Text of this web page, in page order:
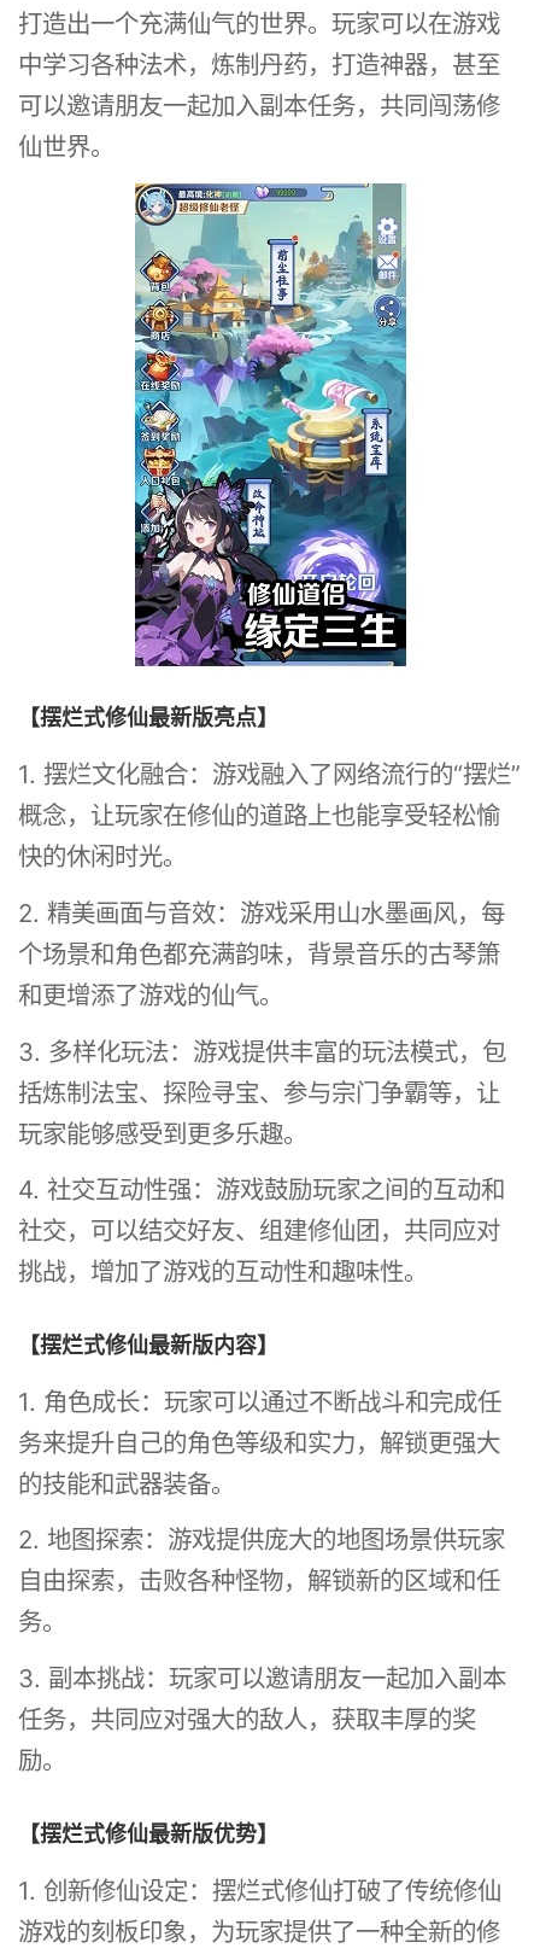
打造出一个充满仙气的世界。玩家可以在游戏
中学习各种法术，炼制丹药，打造神器，甚至
可以邀请朋友一起加入副本任务，共同闯荡修
仙世界。
【摆烂式修仙最新版亮点】
1. 摆烂文化融合：游戏融入了网络流行的“摆烂”
概念，让玩家在修仙的道路上也能享受轻松愉
快的休闲时光。
2. 精美画面与音效：游戏采用山水墨画风，每
个场景和角色都充满韵味，背景音乐的古琴箫
和更增添了游戏的仙气。
3. 多样化玩法：游戏提供丰富的玩法模式，包
括炼制法宝、探险寻宝、参与宗门争霸等，让
玩家能够感受到更多乐趣。
4. 社交互动性强：游戏鼓励玩家之间的互动和
社交，可以结交好友、组建修仙团，共同应对
挑战，增加了游戏的互动性和趣味性。
【摆烂式修仙最新版内容】
1. 角色成长：玩家可以通过不断战斗和完成任
务来提升自己的角色等级和实力，解锁更强大
的技能和武器装备。
2. 地图探索：游戏提供庞大的地图场景供玩家
自由探索，击败各种怪物，解锁新的区域和任
务。
3. 副本挑战：玩家可以邀请朋友一起加入副本
任务，共同应对强大的敌人，获取丰厚的奖
励。
【摆烂式修仙最新版优势】
1. 创新修仙设定：摆烂式修仙打破了传统修仙
游戏的刻板印象，为玩家提供了一种全新的修